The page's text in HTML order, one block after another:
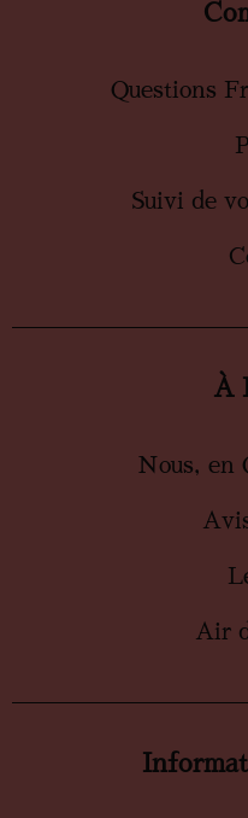
Questions
Suivi de
À
Nous, en
Air